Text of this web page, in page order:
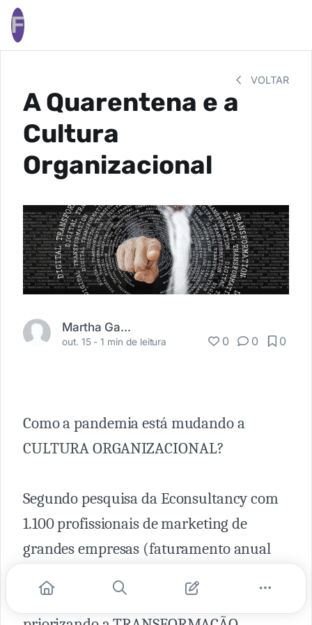
F
VOLTAR
A Quarentena e a
Cultura
Organizacional
Martha Gabriel
out. 15 -1 min de leitura 0 0 0
Como a pandemia está mudando a
CULTURA ORGANIZACIONAL?
Segundo pesquisa da Econsultancy com
1.100 profissionais de marketing de
grandes empresas (faturamento anual
dos líderes empresariais estão